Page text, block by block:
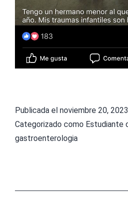
N
T
S
N
A
Publicada el noviembre 20, 2023
Categorizado como Estudiante
gastroenterologia